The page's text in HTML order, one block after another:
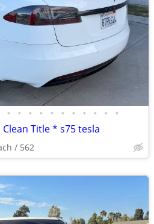
• • • • • • • • • • •
Title * s75 tesla
/ 562